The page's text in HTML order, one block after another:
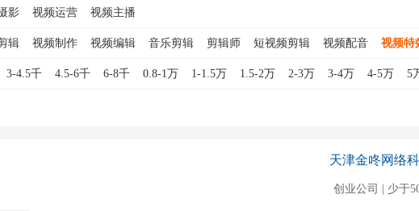
影 视频运营 视频主播
辑 视频制作 视频编辑 音乐剪辑 剪辑师 短视频剪辑 视频配音 视频特
3-4.5千 4.5-6千 6-8千 0.8-1万 1-1.5万 1.5-2万 2-3万 3-4万 4-5万 5
天津金咚网络
创业公司 | 少于